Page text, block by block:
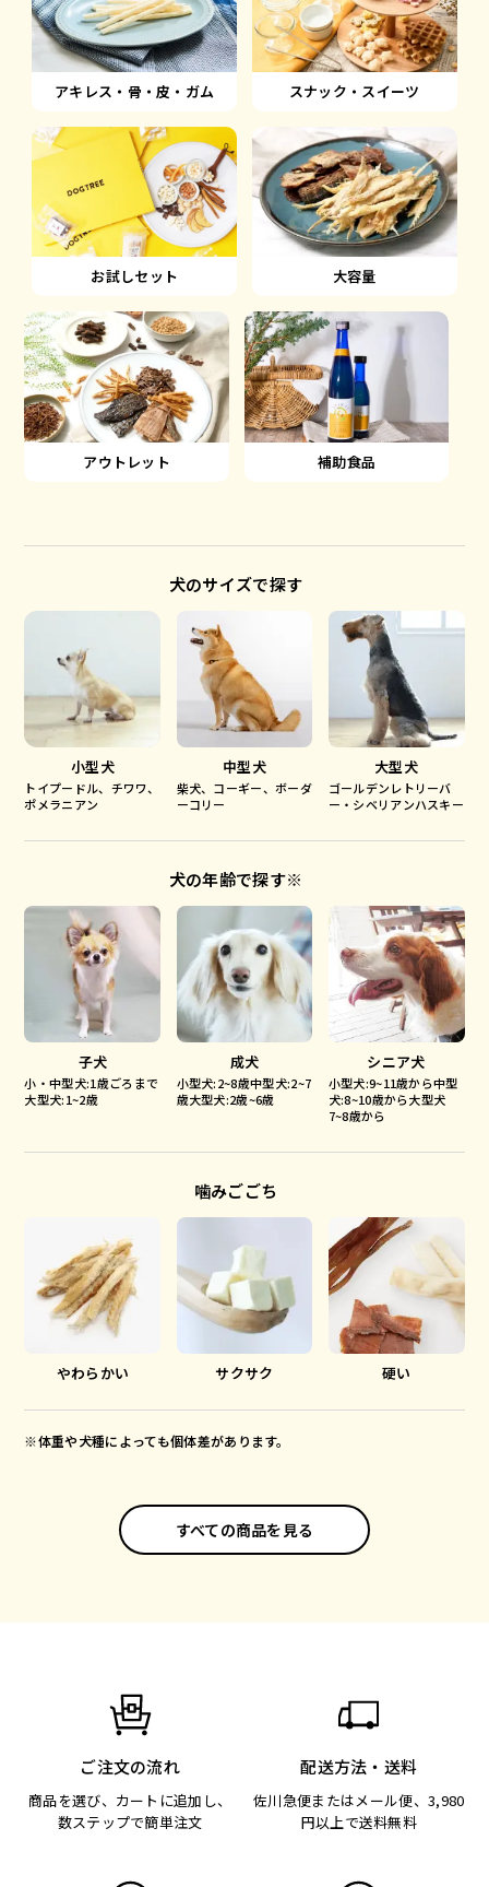
アキレス・骨・皮・ガム スナック・スイーツ
お試しセット 大容量
アウトレット 補助食品
犬のサイズで探す
小型犬
トイプードル、チワワ、
ポメラニアン
中型犬
柴犬、コーギー、ボーダ
ーコリー
大型犬
ゴールデンレトリーバ
ー・シベリアンハスキー
犬の年齢で探す※
子犬
小・中型犬:1歳ごろまで
大型犬:1~2歳
成犬
小型犬:2~8歳中型犬:2~7
歳大型犬:2歳~6歳
シニア犬
小型犬:9~11歳から中型
犬:8~10歳から大型犬
7~8歳から
噛みごごち
やわらかい サクサク 硬い
※体重や犬種によっても個体差があります。
すべての商品を見る
ご注文の流れ
商品を選び、カートに追加し、
数ステップで簡単注文
配送方法・送料
佐川急便またはメール便、3,980
円以上で送料無料